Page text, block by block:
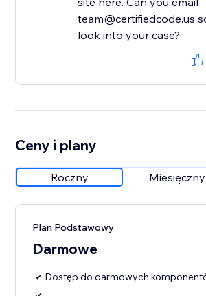
team@certifiedcode.us
look into your case?
Ceny i plany
Roczny Miesięczny
Plan Podstawowy
Darmowe
Dostęp do darmowych